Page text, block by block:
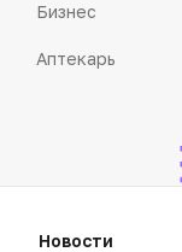
Бизнес
Аптекарь
Новости